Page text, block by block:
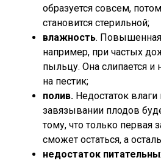
образуется совсем,
становится стерильной;
влажность.
например, при частых
пыльцу. Она слипается
на пестик;
полив. Недостаток влаги
завязывании плодов
тому, что только первая
сможет остаться, а
недостаток